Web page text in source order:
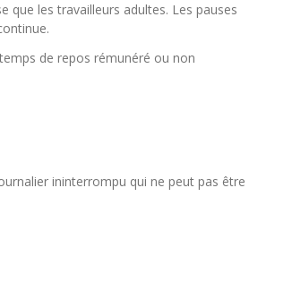
que les travailleurs adultes. Les pauses
de repos rémunéré ou non
ininterrompu qui ne peut pas être